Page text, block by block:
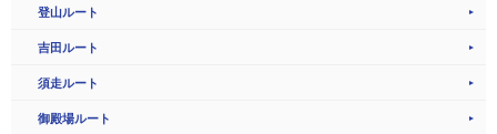
登山ルート
吉田ルート
須走ルート
御殿場ルート